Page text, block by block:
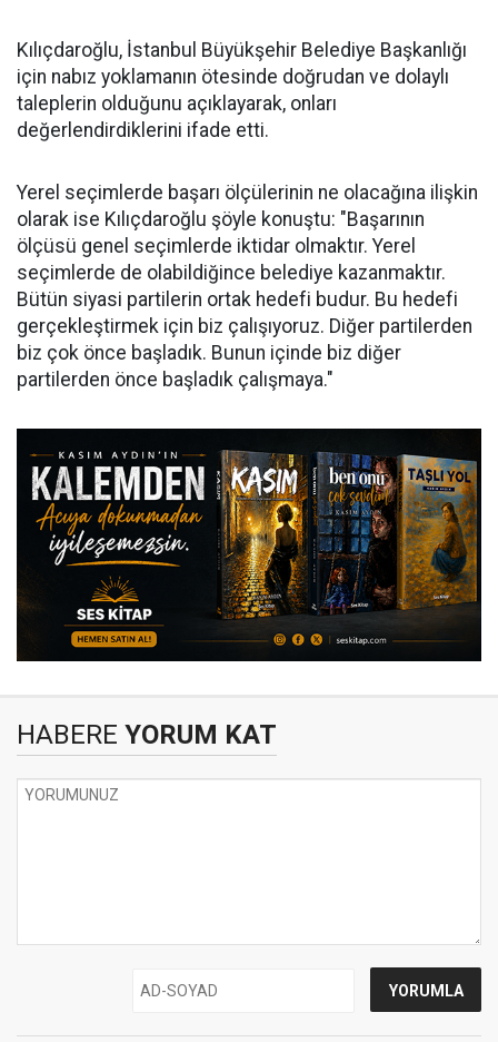
Kılıçdaroğlu, İstanbul Büyükşehir Belediye Başkanlığı
için nabız yoklamanın ötesinde doğrudan ve dolaylı
taleplerin olduğunu açıklayarak, onları
değerlendirdiklerini ifade etti.
Yerel seçimlerde başarı ölçülerinin ne olacağına ilişkin
olarak ise Kılıçdaroğlu şöyle konuştu: "Başarının
ölçüsü genel seçimlerde iktidar olmaktır. Yerel
seçimlerde de olabildiğince belediye kazanmaktır.
Bütün siyasi partilerin ortak hedefi budur. Bu hedefi
gerçekleştirmek için biz çalışıyoruz. Diğer partilerden
biz çok önce başladık. Bunun içinde biz diğer
partilerden önce başladık çalışmaya."
HABERE YORUM KAT